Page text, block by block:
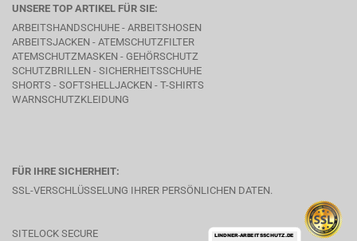
UNSERE TOP ARTIKEL FÜR SIE:
ARBEITSHANDSCHUHE - ARBEITSHOSEN
ARBEITSJACKEN - ATEMSCHUTZFILTER
ATEMSCHUTZMASKEN - GEHÖRSCHUTZ
SCHUTZBRILLEN - SICHERHEITSSCHUHE
SHORTS - SOFTSHELLJACKEN - T-SHIRTS
WARNSCHUTZKLEIDUNG
FÜR IHRE SICHERHEIT:
SSL-VERSCHLÜSSELUNG IHRER PERSÖNLICHEN DATEN.
SITELOCK SECURE